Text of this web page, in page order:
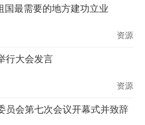
国最需要的地方建功立业
资源
行大会发言
资源
员会第七次会议开幕式并致辞